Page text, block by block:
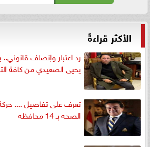
الأكثر قراءةً
رد اعتبار وإنصاف قانوني..
يحيى الصعيدي من كافة
تعرف على تفاصيل .... حركة
الصحه بـ 14 محافظه